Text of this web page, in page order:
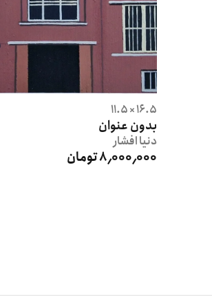
16.5 × 11.5
بدون عنوان
دنیاافشار
8٬000٬000 تومان